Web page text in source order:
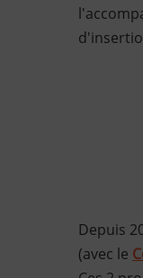
Depuis
(avec le